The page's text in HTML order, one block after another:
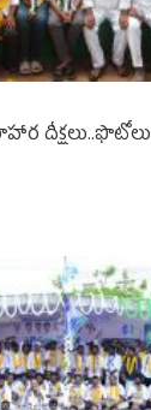
దీక్షలు..ఫొటోలు